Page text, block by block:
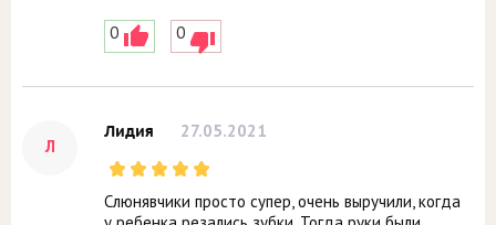
0 0
Л
Лидия 27.05.2021
Слюнявчики просто супер, очень выручили, когда